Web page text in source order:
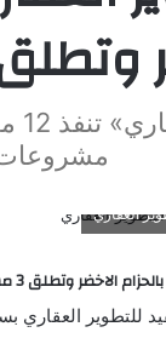
للتطوير العقاري